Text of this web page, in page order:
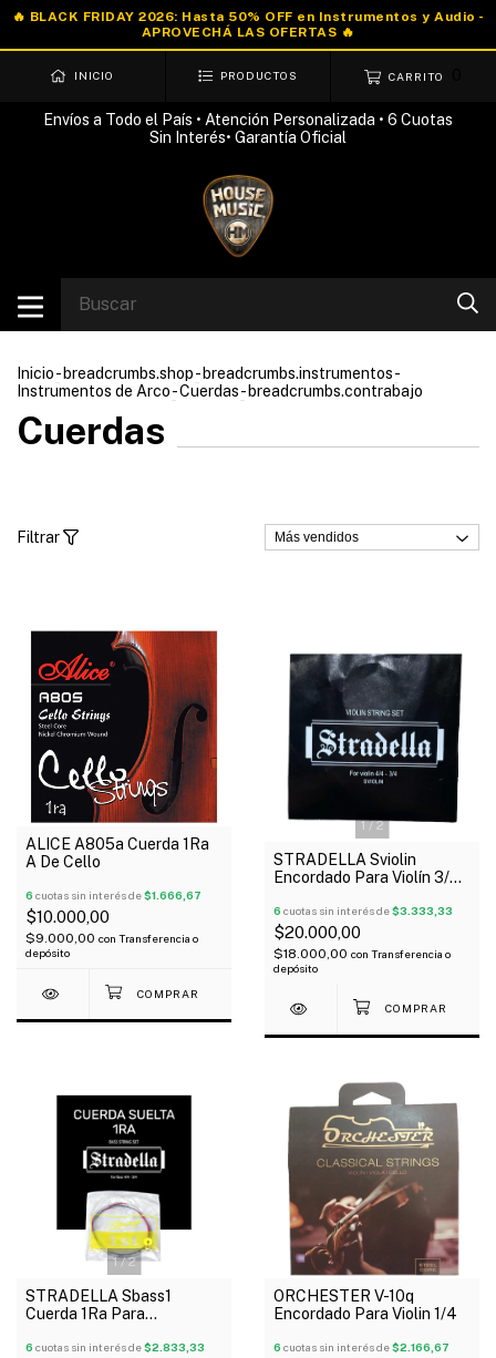
INICIO PRODUCTOS CARRITO
Envíos a Todo el País • Atención Personalizada • 6 Cuotas
Sin Interés• Garantía Oficial
Inicio- breadcrumbs.shop- breadcrumbs.instrumentos-
Instrumentos de Arco-Cuerdas- breadcrumbs.contrabajo
Cuerdas
Filtrar
ALICE A805a Cuerda 1Ra
A De Cello
6 cuotas sin interés de$1.666,67
$10.000,00
$9.000,00 con Transferencia o
depósito
1/2
STRADELLA Sviolin
Encordado Para Violín 3/4
Regalo
6 cuotas sin interés de$3.333,33
$20.000,00
$18.000,00 con Transferencia o
depósito
1/2
STRADELLA Sbass1
Cuerda 1Ra Para
6 cuotas sin interés de$2.833,33
ORCHESTER V-10q
Encordado Para Violin 1/4
6 cuotas sin interés de$2.166,67